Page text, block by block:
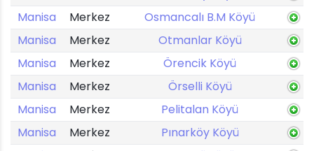
Manisa
Merkez
Osmancalı B.M Köyü
Manisa
Merkez
Otmanlar Köyü
Manisa
Merkez
Örencik Köyü
Manisa
Merkez
Örselli Köyü
Manisa
Merkez
Pelitalan Köyü
Manisa
Merkez
Pınarköy Köyü